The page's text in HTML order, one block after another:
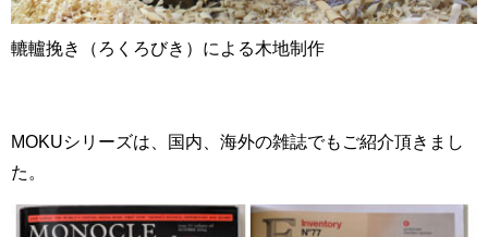
轆轤挽き（ろくろびき）による木地制作
MOKUシリーズは、国内、海外の雑誌でもご紹介頂きまし
た。